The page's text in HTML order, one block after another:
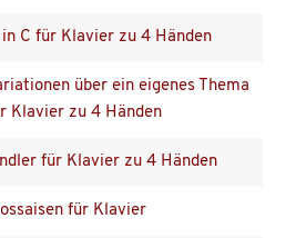
in C für Klavier zu 4 Händen
über ein eigenes Thema
Klavier zu 4 Händen
für Klavier zu 4 Händen
für Klavier